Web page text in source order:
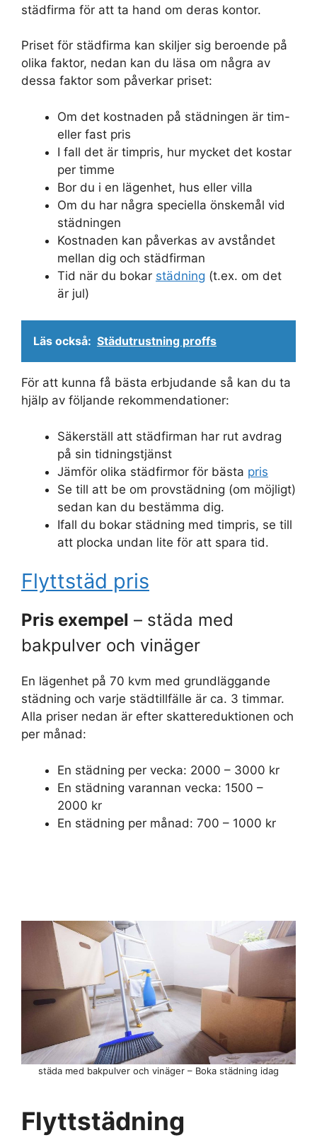
städfirma för att ta hand om deras kontor.
Priset för städfirma kan skiljer sig beroende på
olika faktor, nedan kan du läsa om några av
dessa faktor som påverkar priset:
Om det kostnaden på städningen är tim-
eller fast pris
I fall det är timpris, hur mycket det kostar
per timme
Bor du i en lägenhet, hus eller villa
Om du har några speciella önskemål vid
städningen
Kostnaden kan påverkas av avståndet
mellan dig och städfirman
Tid när du bokar städning (t.ex. om det
är jul)
Läs också: Städutrustning proffs
För att kunna få bästa erbjudande så kan du ta
hjälp av följande rekommendationer:
Säkerställ att städfirman har rut avdrag
på sin tidningstjänst
Jämför olika städfirmor för bästa pris
Se till att be om provstädning (om möjligt)
sedan kan du bestämma dig.
Ifall du bokar städning med timpris, se till
att plocka undan lite för att spara tid.
Flyttstäd pris
Pris exempel – städa med
bakpulver och vinäger
En lägenhet på 70 kvm med grundläggande
städning och varje städtillfälle är ca. 3 timmar.
Alla priser nedan är efter skattereduktionen och
per månad:
En städning per vecka: 2000 – 3000 kr
En städning varannan vecka: 1500 –
2000 kr
En städning per månad: 700 – 1000 kr
Flyttstädning
städa med bakpulver och vinäger – Boka städning idag